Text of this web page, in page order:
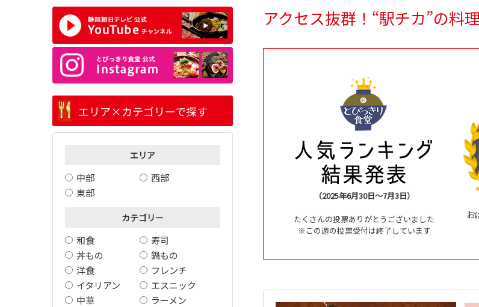
アクセス抜群！“駅チカ”の料
（2025年6月30日～7月3日）
たくさんの投票ありがとうございました
※この週の投票受付は終了しています
お
エリア×カテゴリーで探す
エリア
中部
西部
東部
カテゴリー
和食
寿司
丼もの
鍋もの
洋食
フレンチ
イタリアン
エスニック
中華
ラーメン